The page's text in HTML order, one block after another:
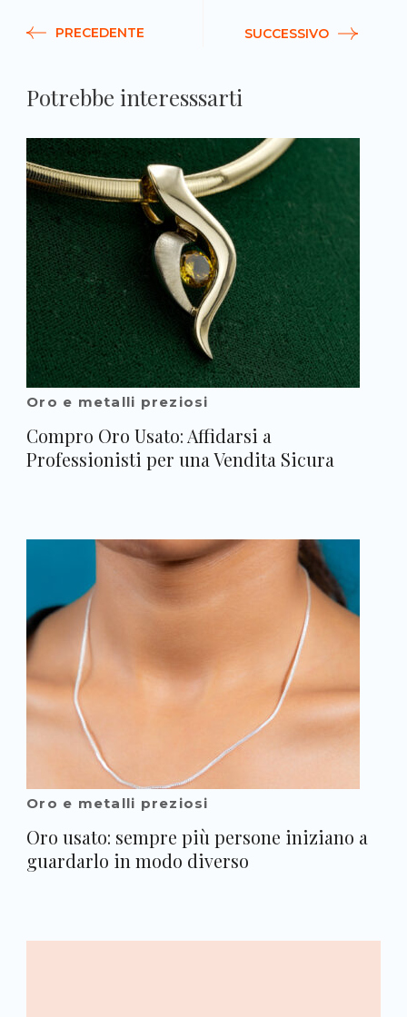
PRECEDENTE SUCCESSIVO
Potrebbe interesssarti
Oro e metalli preziosi
Compro Oro Usato: Affidarsi a
Professionisti per una Vendita Sicura
Oro e metalli preziosi
Oro usato: sempre più persone iniziano a
guardarlo in modo diverso